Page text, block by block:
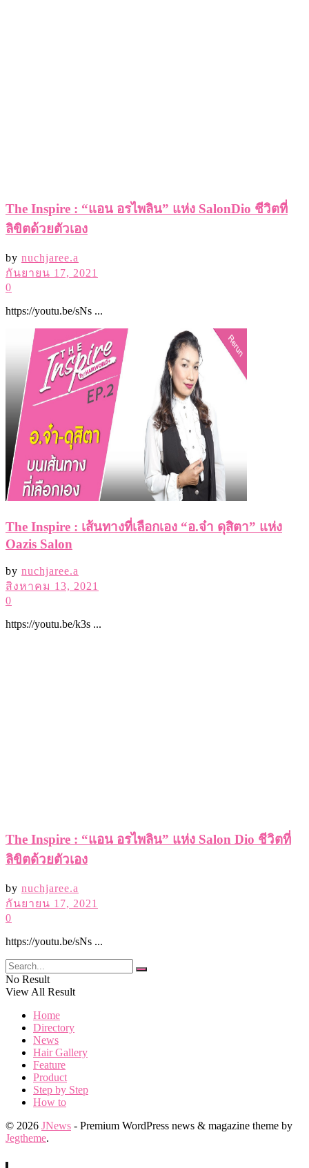
The Inspire : เส้นทางที่เลือกเอง “อ.จ๋า ดุสิตา” แห่ง
Oazis Salon
by
nuchjaree.a
สิงหาคม 13, 2021
https://youtu.be/k3s ...
No Result
View All Result
Directory
News
Hair Gallery
Product
Step by Step
How to
© 2026JNews
Jegtheme .
No Result
View All Result
Home
© 2026JNews
Jegtheme